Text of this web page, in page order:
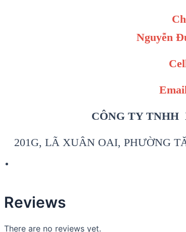
Nguyễn
CÔNG TY TNHH
201G, LÃ XUÂN OAI, PHƯỜNG
Reviews
There are no reviews yet.